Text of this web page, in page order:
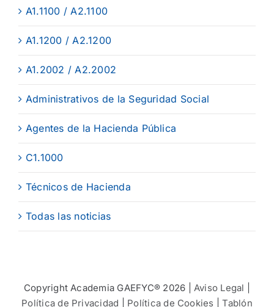
A1.1100 / A2.1100
A1.1200 / A2.1200
A1.2002 / A2.2002
Administrativos de la Seguridad Social
Agentes de la Hacienda Pública
C1.1000
Técnicos de Hacienda
Todas las noticias
Copyright Academia GAEFYC® 2026 |Aviso Legal
Política de Privacidad
Política de Cookies |Tablón